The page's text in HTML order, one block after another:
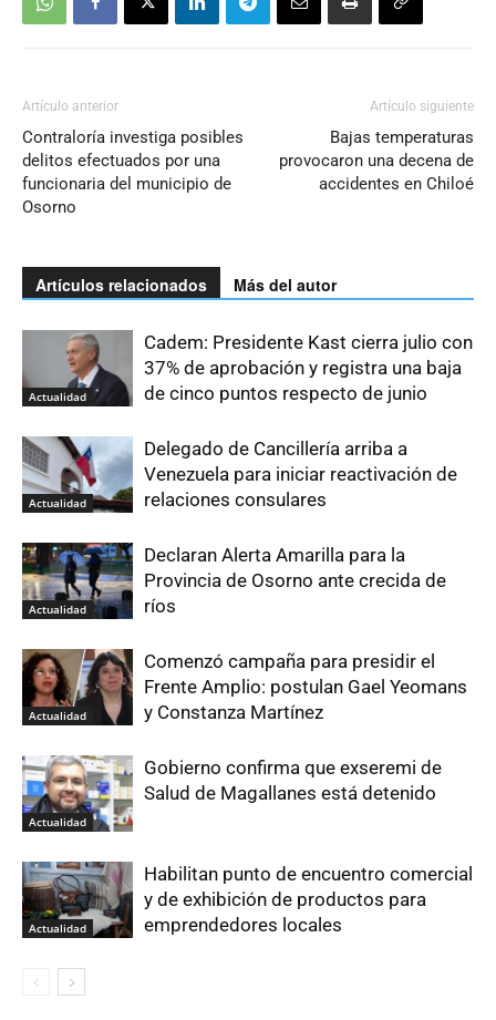
Artículo anterior
Contraloría investiga posibles
delitos efectuados por una
funcionaria del municipio de
Osorno
Artículo siguiente
Bajas temperaturas
provocaron una decena de
accidentes en Chiloé
Artículos relacionados Más del autor
Actualidad
Cadem: Presidente Kast cierra julio con
37% de aprobación y registra una baja
de cinco puntos respecto de junio
Actualidad
Delegado de Cancillería arriba a
Venezuela para iniciar reactivación de
relaciones consulares
Actualidad
Declaran Alerta Amarilla para la
Provincia de Osorno ante crecida de
ríos
Actualidad
Comenzó campaña para presidir el
Frente Amplio: postulan Gael Yeomans
y Constanza Martínez
Actualidad
Gobierno confirma que exseremi de
Salud de Magallanes está detenido
Actualidad
Habilitan punto de encuentro comercial
y de exhibición de productos para
emprendedores locales